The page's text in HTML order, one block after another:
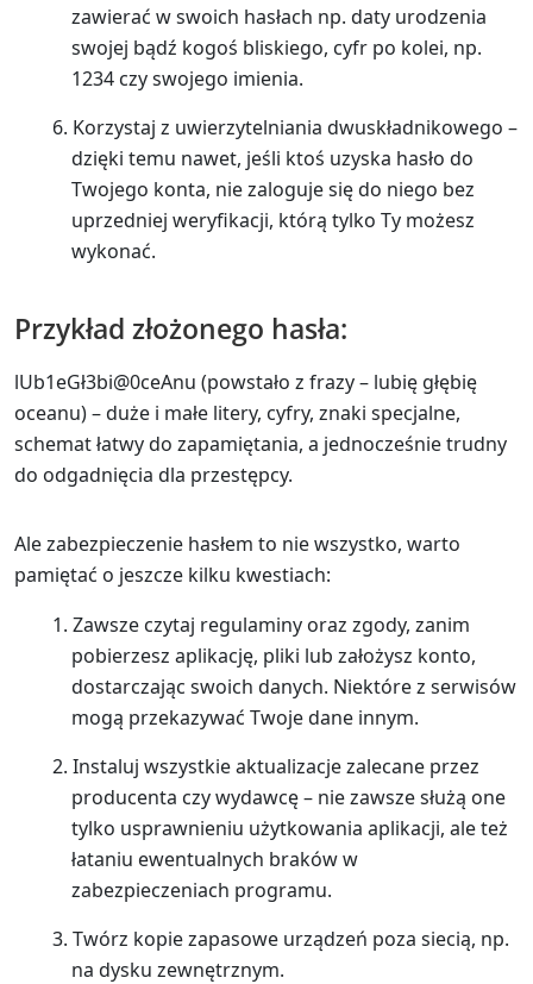
zawierać w swoich hasłach np. daty urodzenia
swojej bądź kogoś bliskiego, cyfr po kolei, np.
1234 czy swojego imienia.
Korzystaj z uwierzytelniania dwuskładnikowego –
dzięki temu nawet, jeśli ktoś uzyska hasło do
Twojego konta, nie zaloguje się do niego bez
uprzedniej weryfikacji, którą tylko Ty możesz
wykonać.
Przykład złożonego hasła:
lUb1eGł3bi@0ceAnu (powstało z frazy – lubię głębię
oceanu) – duże i małe litery, cyfry, znaki specjalne,
schemat łatwy do zapamiętania, a jednocześnie trudny
do odgadnięcia dla przestępcy.
Ale zabezpieczenie hasłem to nie wszystko, warto
pamiętać o jeszcze kilku kwestiach:
Zawsze czytaj regulaminy oraz zgody, zanim
pobierzesz aplikację, pliki lub założysz konto,
dostarczając swoich danych. Niektóre z serwisów
mogą przekazywać Twoje dane innym.
Instaluj wszystkie aktualizacje zalecane przez
producenta czy wydawcę – nie zawsze służą one
tylko usprawnieniu użytkowania aplikacji, ale też
łataniu ewentualnych braków w
zabezpieczeniach programu.
Twórz kopie zapasowe urządzeń poza siecią, np.
na dysku zewnętrznym.